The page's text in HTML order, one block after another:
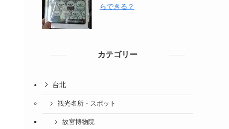
らできる？
カテゴリー
台北
観光名所・スポット
故宮博物院